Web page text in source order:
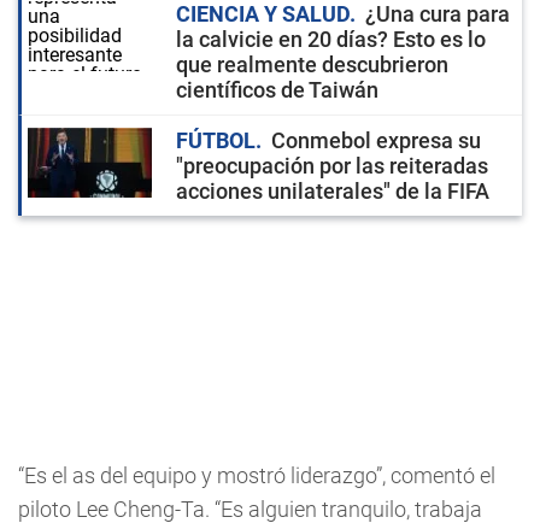
CIENCIA Y SALUD
¿Una cura para
la calvicie en 20 días? Esto es lo
que realmente descubrieron
científicos de Taiwán
FÚTBOL
Conmebol expresa su
"preocupación por las reiteradas
acciones unilaterales" de la FIFA
“Es el as del equipo y mostró liderazgo”, comentó el
piloto Lee Cheng-Ta. “Es alguien tranquilo, trabaja